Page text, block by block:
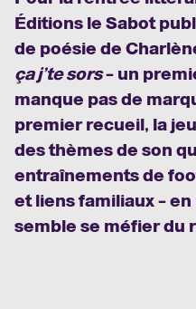
Éditions le Sabot
de poésie de
ça j’te sors– un
manque pas de
premier recueil, la
des thèmes de son
entraînements de
et liens familiaux –
semble se méfier du